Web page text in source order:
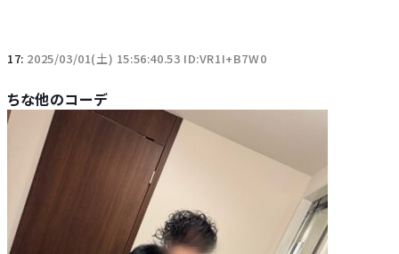
17: 2025/03/01(土) 15:56:40.53 ID:VR1I+B7W0
ちな他のコーデ